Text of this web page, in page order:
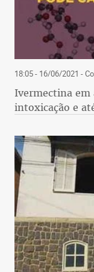
18:05 - 16/06/2021 -
Ivermectina em
intoxicação e